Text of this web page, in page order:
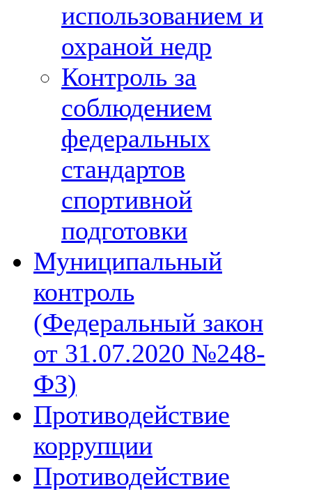
использованием и
охраной недр
Контроль за
соблюдением
федеральных
стандартов
спортивной
подготовки
Муниципальный
контроль
(Федеральный закон
от 31.07.2020 №248-
ФЗ)
Противодействие
коррупции
Противодействие